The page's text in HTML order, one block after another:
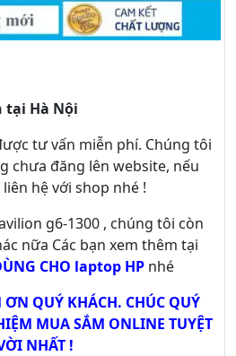
tại Hà Nội
tư vấn miễn phí. Chúng tôi
chưa đăng lên website, nếu
liên hệ với shop nhé !
g6-1300 , chúng tôi còn
nữa Các bạn xem thêm tại
CHO laptop HP nhé
QUÝ KHÁCH. CHÚC QUÝ
MUA SẮM ONLINE TUYỆT
NHẤT !